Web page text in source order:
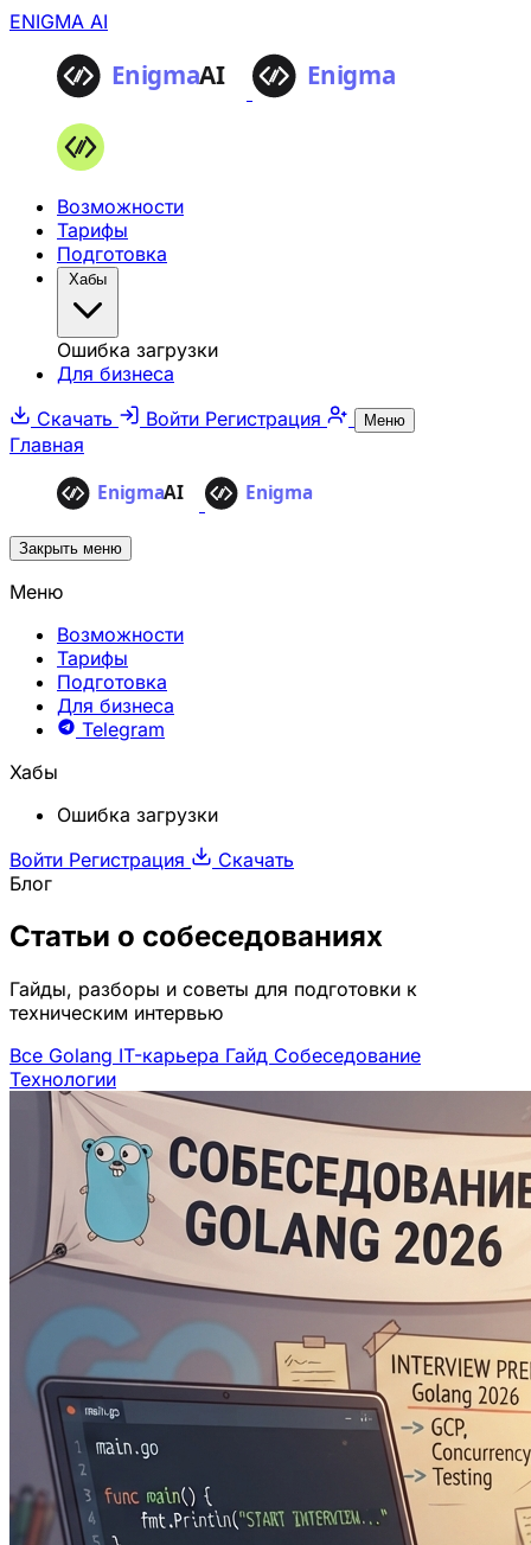
ENIGMA AI
Возможности
Тарифы
Подготовка
Хабы
Ошибка загрузки
Для бизнеса
Скачать
Войти Регистрация Меню
Главная
Закрыть меню
Меню
Возможности
Тарифы
Подготовка
Для бизнеса
Telegram
Хабы
Ошибка загрузки
Войти Регистрация
Скачать
Блог
Статьи о собеседованиях
Гайды, разборы и советы для подготовки к
техническим интервью
Все Golang IT-карьера Гайд Собеседование
Технологии